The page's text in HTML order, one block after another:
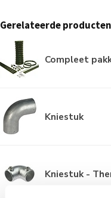
Gerelateerde producten
Compleet
Kniestuk
Kniestuk -